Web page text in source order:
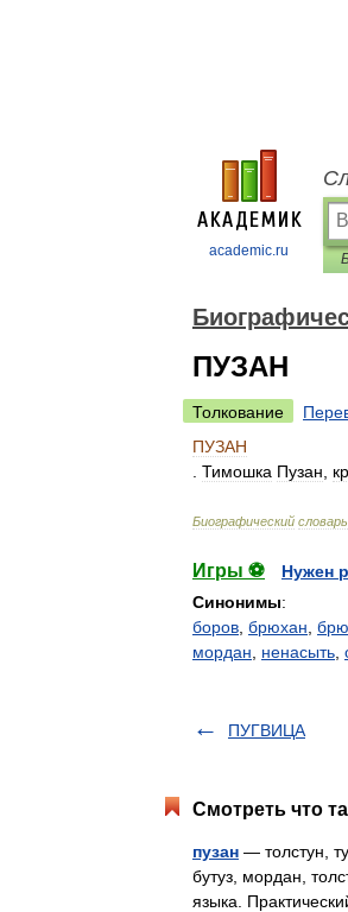
academic.ru
ПУЗАН
Толкование
ПУЗАН
Тимошка Пузан
Биографический словарь
Игры ⚽
Нужен
Синонимы:
боров брюхан
мордан
ненасыть
ПУГВИЦА
Смотреть что
пузан — толстун,
бутуз, мордан,
языка.